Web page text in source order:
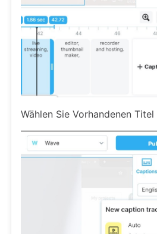
Wählen Sie Vorhandenen